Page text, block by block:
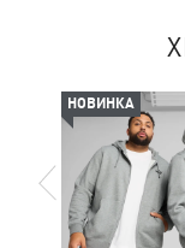
НОВИНКА